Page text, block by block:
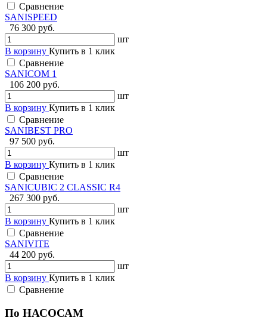
Сравнение
SANISPEED
76 300 руб.
шт
В корзину Купить в 1 клик
Сравнение
SANICOM 1
106 200 руб.
шт
В корзину Купить в 1 клик
Сравнение
SANIBEST PRO
97 500 руб.
шт
В корзину Купить в 1 клик
Сравнение
SANICUBIC 2 CLASSIC R4
267 300 руб.
шт
В корзину Купить в 1 клик
Сравнение
SANIVITE
44 200 руб.
шт
В корзину Купить в 1 клик
Сравнение
По НАСОСАМ